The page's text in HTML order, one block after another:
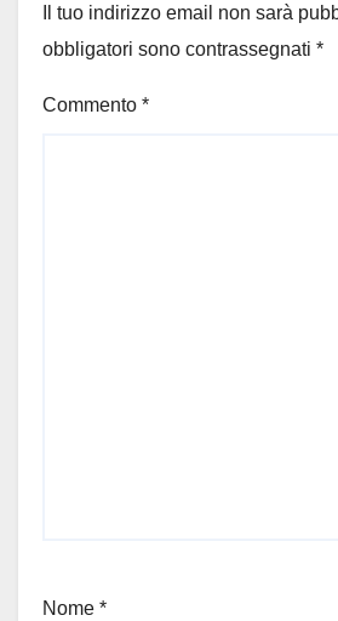
Il tuo indirizzo email non sarà
obbligatori sono contrassegnati *
Commento *
Nome *